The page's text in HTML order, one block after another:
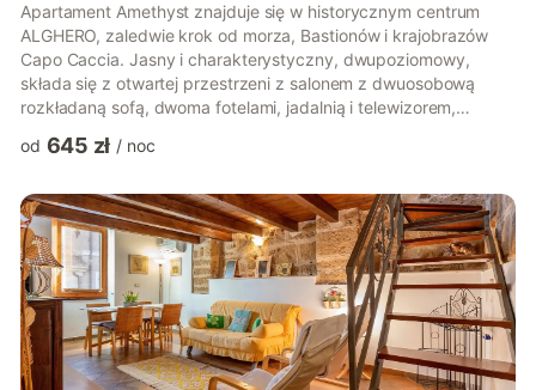
Apartament Amethyst znajduje się w historycznym centrum
ALGHERO, zaledwie krok od morza, Bastionów i krajobrazów
Capo Caccia. Jasny i charakterystyczny, dwupoziomowy,
składa się z otwartej przestrzeni z salonem z dwuosobową
rozkładaną sofą, dwoma fotelami, jadalnią i telewizorem,
mikrofalową, ekspres do kawy, żelazko i deskę do prasowania,
prysznicem i toaletą. Na drugim poziomie znajduje się
dwuosobowa sypialnia z garderobą, komodą, telewizorem,
klimatyzacją oraz druga łazienka. Ap...
od 645 zł / noc